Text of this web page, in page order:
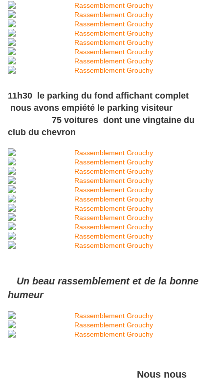
11h30 le parking du fond affichant complet
nous avons empiété le parking visiteur
75 voitures dont une vingtaine du
club du chevron
Un beau rassemblement et de la bonne
humeur
Nous nous